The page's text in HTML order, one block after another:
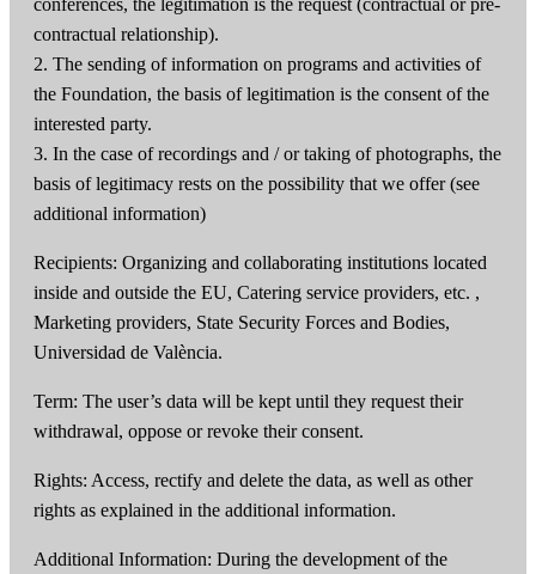
contractual relationship).
2. The sending of information on programs and activities of
the Foundation, the basis of legitimation is the consent of the
interested party.
3. In the case of recordings and / or taking of photographs, the
basis of legitimacy rests on the possibility that we offer (see
additional information)
Recipients: Organizing and collaborating institutions located
inside and outside the EU, Catering service providers, etc. ,
Marketing providers, State Security Forces and Bodies,
Universidad de València.
Term: The user’s data will be kept until they request their
withdrawal, oppose or revoke their consent.
Rights: Access, rectify and delete the data, as well as other
rights as explained in the additional information.
Additional Information: During the development of the